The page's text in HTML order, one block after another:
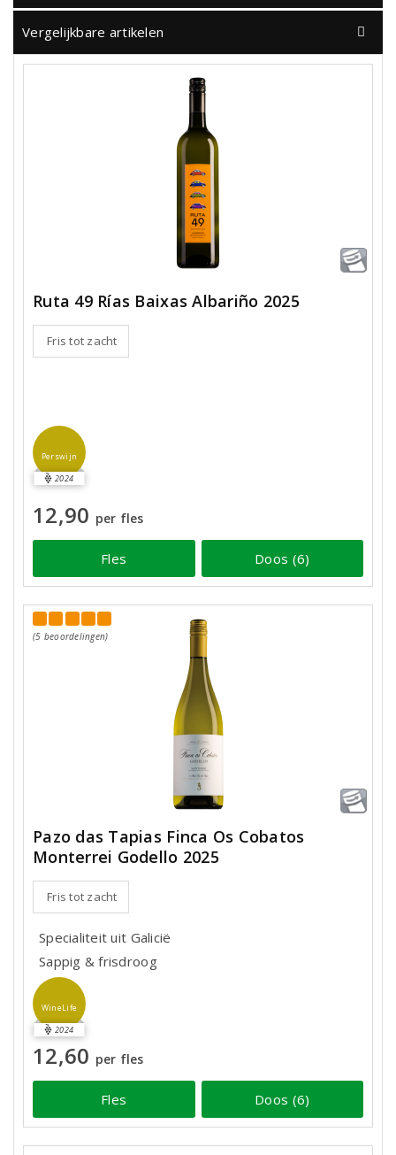
Vergelijkbare artikelen
Ruta 49 Rías Baixas Albariño 2025
Fris tot zacht
Perswijn
2024
12,90 per fles
Fles Doos (6)
(5 beoordelingen)
Pazo das Tapias Finca Os Cobatos
Monterrei Godello 2025
Fris tot zacht
Specialiteit uit Galicië
Sappig & frisdroog
WineLife
2024
12,60 per fles
Fles Doos (6)